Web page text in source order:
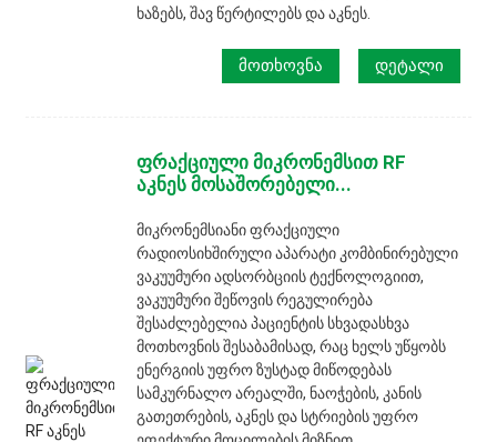
ხაზებს, შავ წერტილებს და აკნეს.
ᲛᲝᲗᲮᲝᲕᲜᲐ ᲓᲔᲢᲐᲚᲘ
ფრაქციული მიკრონემსით RF
აკნეს მოსაშორებელი...
მიკრონემსიანი ფრაქციული
რადიოსიხშირული აპარატი კომბინირებული
ვაკუუმური ადსორბციის ტექნოლოგიით,
ვაკუუმური შეწოვის რეგულირება
შესაძლებელია პაციენტის სხვადასხვა
მოთხოვნის შესაბამისად, რაც ხელს უწყობს
ენერგიის უფრო ზუსტად მიწოდებას
სამკურნალო არეალში, ნაოჭების, კანის
გათეთრების, აკნეს და სტრიების უფრო